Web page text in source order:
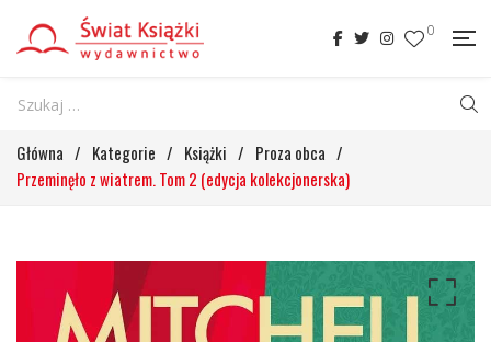
0
Główna / Kategorie / Książki / Proza obca /
Przeminęło z wiatrem. Tom 2 (edycja kolekcjonerska)